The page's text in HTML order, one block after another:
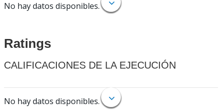
No hay datos disponibles.
Ratings
CALIFICACIONES DE LA EJECUCIÓN
No hay datos disponibles.